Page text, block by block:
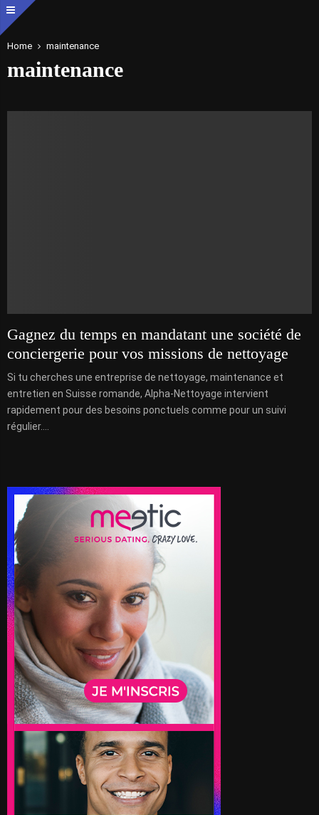
Home maintenance
maintenance
Gagnez du temps en mandatant une société de
conciergerie pour vos missions de nettoyage
Si tu cherches une entreprise de nettoyage, maintenance et
entretien en Suisse romande, Alpha-Nettoyage intervient
rapidement pour des besoins ponctuels comme pour un suivi
régulier....